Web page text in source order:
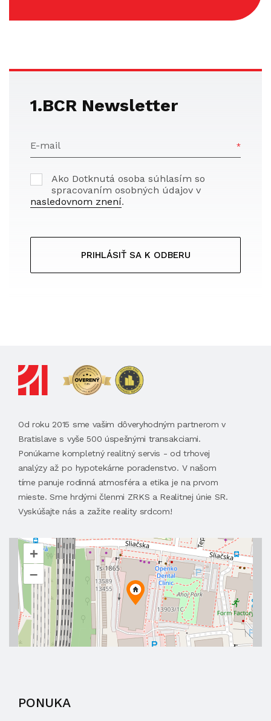
1.BCR Newsletter
E-mail
Ako Dotknutá osoba súhlasím so
spracovaním osobných údajov v
nasledovnom znení.
PRIHLÁSIŤ SA K ODBERU
Od roku 2015 sme vašim dôveryhodným partnerom v
Bratislave s vyše 500 úspešnými transakciami.
Ponúkame kompletný realitný servis - od trhovej
analýzy až po hypotekárne poradenstvo. V našom
tíme panuje rodinná atmosféra a etika je na prvom
mieste. Sme hrdými členmi ZRKS a Realitnej únie SR.
Vyskúšajte nás a zažite reality srdcom!
+
–
PONUKA